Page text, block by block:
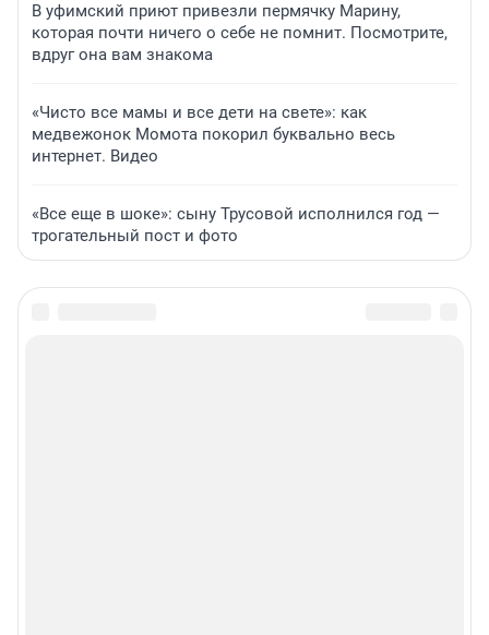
В уфимский приют привезли пермячку Марину,
которая почти ничего о себе не помнит. Посмотрите,
вдруг она вам знакома
«Чисто все мамы и все дети на свете»: как
медвежонок Момота покорил буквально весь
интернет. Видео
«Все еще в шоке»: сыну Трусовой исполнился год —
трогательный пост и фото